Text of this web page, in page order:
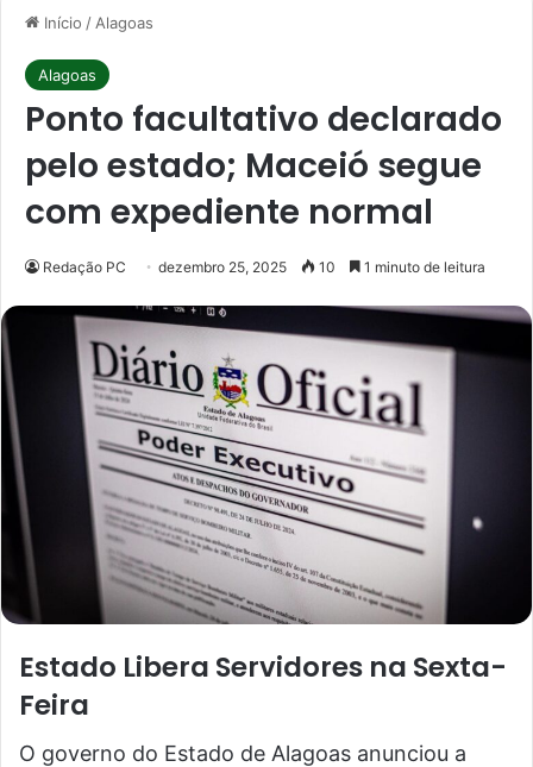
Início / Alagoas
Alagoas
Ponto facultativo declarado
pelo estado; Maceió segue
com expediente normal
Redação PC dezembro 25, 2025 10 1 minuto de leitura
Estado Libera Servidores na Sexta-
Feira
O governo do Estado de Alagoas anunciou a